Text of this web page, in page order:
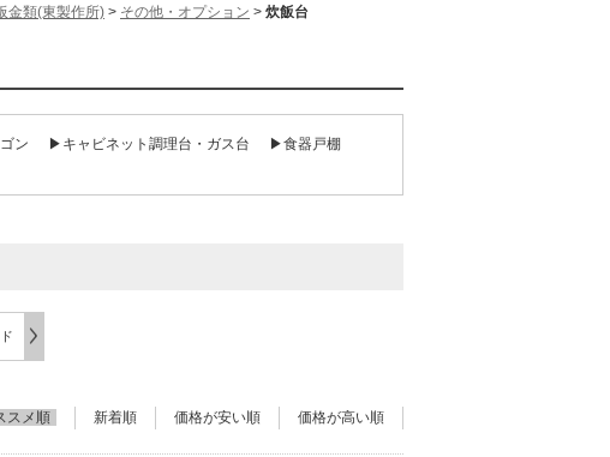
金類(東製作所) > その他・オプション > 炊飯台
ン ▶キャビネット調理台・ガス台
▶食器戸棚
スメ順 新着順 価格が安い順 価格が高い順